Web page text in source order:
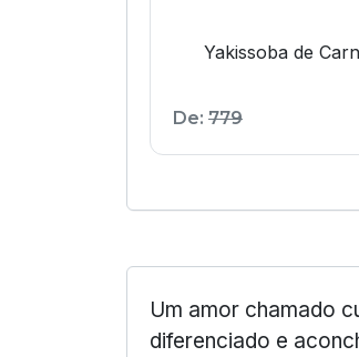
Yakissoba de
De: 779
Um amor chamado
diferenciado e